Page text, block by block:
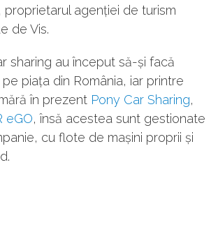
proprietarul agenției de turism
de Vis.
sharing au început să-și facă
piața din România, iar printre
în prezent Pony Car Sharing,
eGO, însă acestea sunt gestionate
cu flote de mașini proprii și